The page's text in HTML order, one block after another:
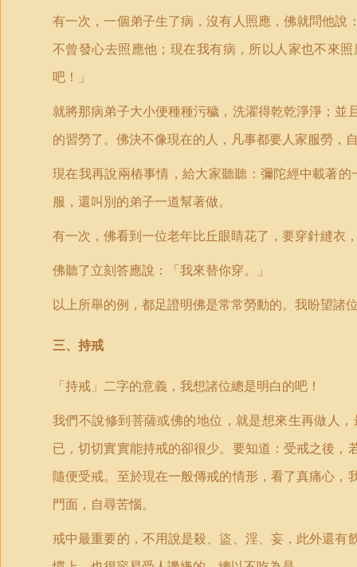
有一次，一個弟子生了病，沒有人照應，佛就問他說
不曾發心去照應他；現在我有病，所以人家也不來
吧！」
就將那病弟子大小便種種污穢，洗濯得乾乾淨淨；
的習勞了。佛決不像現在的人，凡事都要人家服勞，
現在我再說兩樁事情，給大家聽聽：彌陀經中載著的
服，還叫別的弟子一道幫著做。
有一次，佛看到一位老年比丘眼睛花了，要穿針縫衣
佛聽了立刻答應說：「我來替你穿。
」
以上所舉的例，都足證明佛是常常勞動的。我盼望諸
三、持戒
「持戒」二字的意義，我想諸位總是明白的吧！
我們不說修到菩薩或佛的地位，就是想來生再做人
已，切切實實能持戒的卻很少。要知道：受戒之後
隨便受戒。至於現在一般傳戒的情形，看了真痛心
門面，自尋苦惱。
戒中最重要的，不用說是殺、盜、淫、妄，此外還